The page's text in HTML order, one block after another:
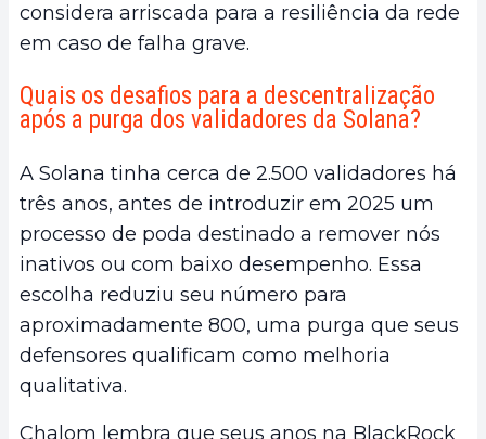
considera arriscada para a resiliência da rede
em caso de falha grave.
Quais os desafios para a descentralização
após a purga dos validadores da Solana?
A Solana tinha cerca de 2.500 validadores há
três anos, antes de introduzir em 2025 um
processo de poda destinado a remover nós
inativos ou com baixo desempenho. Essa
escolha reduziu seu número para
aproximadamente 800, uma purga que seus
defensores qualificam como melhoria
qualitativa.
Chalom lembra que seus anos na BlackRock